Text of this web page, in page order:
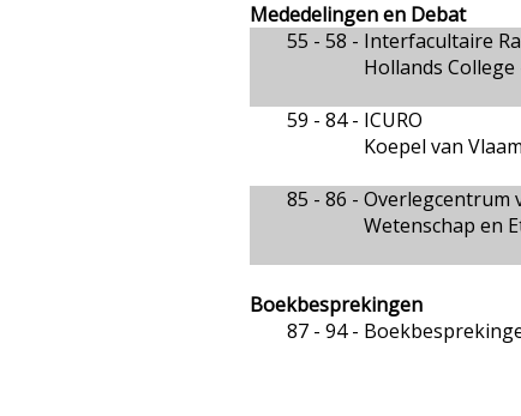
Mededelingen en Debat
55 - 58 - Interfacultaire
Hollands
59 - 84 - ICURO
Koepel van
85 - 86 - Overlegcentrum
Wetenschap en
Boekbesprekingen
87 - 94 -